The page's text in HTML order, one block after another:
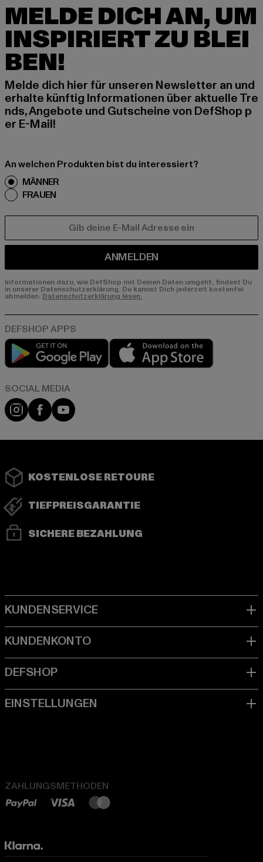
MELDE DICH AN, UM
INSPIRIERT ZU BLEI
BEN!
Melde dich hier für unseren Newsletter an und
erhalte künftig Informationen über aktuelle Tre
nds, Angebote und Gutscheine von DefShop p
er E-Mail!
An welchen Produkten bist du interessiert?
MÄNNER
FRAUEN
ANMELDEN
Informationen dazu, wie DefShop mit Deinen Daten umgeht, findest Du
in unserer Datenschutzerklärung. Du kannst Dich jederzeit kostenfei
abmelden. Datenschutzerklärung lesen.
Play market
Instagram
FacebookYouTube
KOSTENLOSE RETOURE
TIEFPREISGARANTIE
SICHERE BEZAHLUNG
ZAHLUNGSMETHODEN